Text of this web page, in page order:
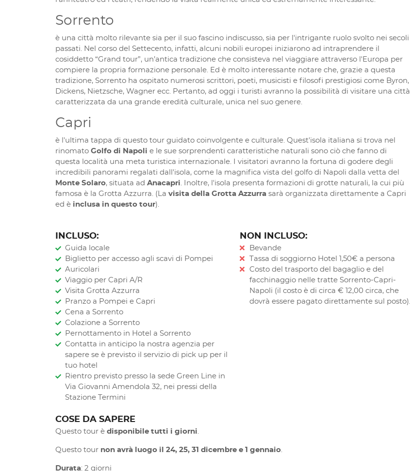
Sorrento
è una città molto rilevante sia per il suo fascino indiscusso, sia per l'intrigante ruolo svolto nei secoli
passati. Nel corso del Settecento, infatti, alcuni nobili europei iniziarono ad intraprendere il
cosiddetto “Grand tour”, un’antica tradizione che consisteva nel viaggiare attraverso l'Europa per
compiere la propria formazione personale. Ed è molto interessante notare che, grazie a questa
tradizione, Sorrento ha ospitato numerosi scrittori, poeti, musicisti e filosofi prestigiosi come Byron,
Dickens, Nietzsche, Wagner ecc. Pertanto, ad oggi i turisti avranno la possibilità di visitare una città
caratterizzata da una grande eredità culturale, unica nel suo genere.
Capri
è l'ultima tappa di questo tour guidato coinvolgente e culturale. Quest'isola italiana si trova nel
rinomato Golfo di Napoli e le sue sorprendenti caratteristiche naturali sono ciò che fanno di
questa località una meta turistica internazionale. I visitatori avranno la fortuna di godere degli
incredibili panorami regalati dall'isola, come la magnifica vista del golfo di Napoli dalla vetta del
Monte Solaro, situata ad Anacapri . Inoltre, l'isola presenta formazioni di grotte naturali, la cui più
famosa è la Grotta Azzurra. (La visita della Grotta Azzurra sarà organizzata direttamente a Capri
ed è inclusa in questo tour).
INCLUSO:
Guida locale
Biglietto per accesso agli scavi di Pompei
Auricolari
Viaggio per Capri A/R
Visita Grotta Azzurra
Pranzo a Pompei e Capri
Cena a Sorrento
Colazione a Sorrento
Pernottamento in Hotel a Sorrento
Contatta in anticipo la nostra agenzia per
sapere se è previsto il servizio di pick up per il
tuo hotel
Rientro previsto presso la sede Green Line in
Via Giovanni Amendola 32, nei pressi della
Stazione Termini
NON INCLUSO:
Bevande
Tassa di soggiorno Hotel 1,50€ a persona
Costo del trasporto del bagaglio e del
facchinaggio nelle tratte Sorrento-Capri-
Napoli (il costo è di circa € 12,00 circa, che
dovrà essere pagato direttamente sul posto).
COSE DA SAPERE
Questo tour è disponibile tutti i giorni
Questo tour non avrà luogo il 24, 25, 31 dicembre e 1 gennaio
Durata: 2 giorni